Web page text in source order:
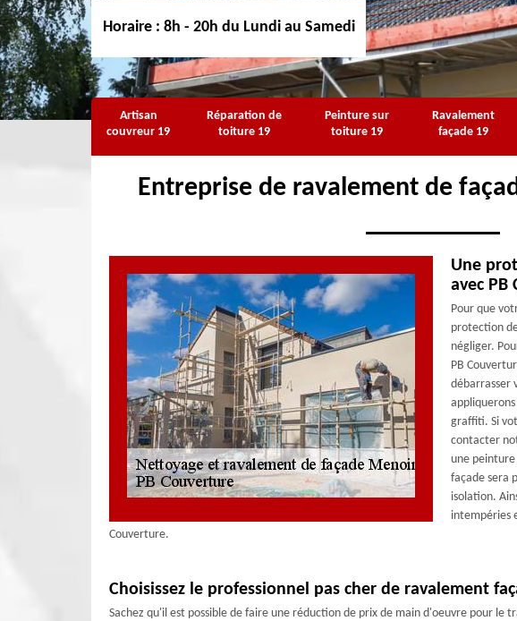
Horaire : 8h - 20h du Lundi au Samedi
Artisan
couvreur 19
Réparation de
toiture 19
Peinture sur
toiture 19
Ravalement
façade 19
Entreprise de ravalement de
Une
avec PB
Pour que
protection
négliger.
PB
débarrasser
graffiti. Si
contacter
une
façade sera
isolation.
intempéries
Couverture.
Choisissez le professionnel pas cher de ravalement
Sachez qu'il est possible de faire une réduction de prix de main d'oeuvre pour le